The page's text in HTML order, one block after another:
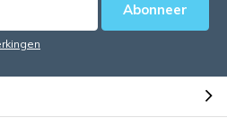
Abonneer